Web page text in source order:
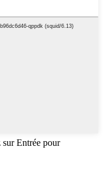
Entrée pour